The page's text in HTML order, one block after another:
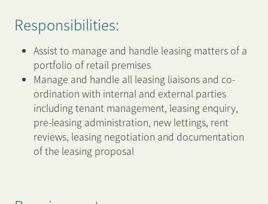
新闻中心
联络我们 网页连结
Responsibilities:
Assist to manage and handle leasing matters of a
portfolio of retail premises
Manage and handle all leasing liaisons and co-
ordination with internal and external parties
including tenant management, leasing enquiry,
pre-leasing administration, new lettings, rent
reviews, leasing negotiation and documentation
of the leasing proposal